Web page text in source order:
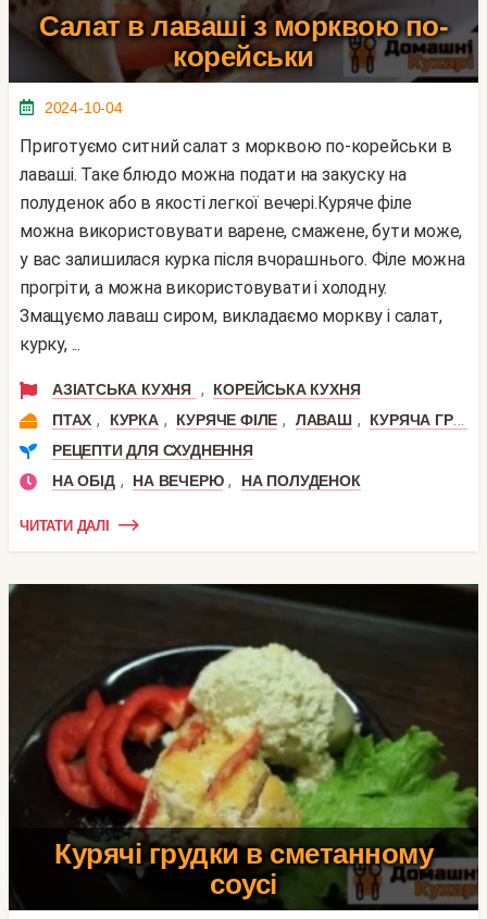
Салат в лаваші з морквою по-
корейськи
2024-10-04
Приготуємо ситний салат з морквою по-корейськи в
лаваші. Таке блюдо можна подати на закуску на
полуденок або в якості легкої вечері.Куряче філе
можна використовувати варене, смажене, бути може,
у вас залишилася курка після вчорашнього. Філе можна
прогріти, а можна використовувати і холодну.
Змащуємо лаваш сиром, викладаємо моркву і салат,
курку, ...
АЗІАТСЬКА КУХНЯ ,
КОРЕЙСЬКА КУХНЯ
ПТАХ , КУРКА , КУРЯЧЕ ФІЛЕ , ЛАВАШ ,
КУРЯЧА ГРУДКА
РЕЦЕПТИ ДЛЯ СХУДНЕННЯ
НА ОБІД , НА ВЕЧЕРЮ , НА ПОЛУДЕНОК
ЧИТАТИ ДАЛІ
Курячі грудки в сметанному
соусі